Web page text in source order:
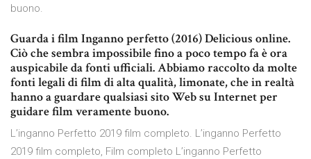
buono.
Guarda i film Inganno perfetto (2016) Delicious online.
Ciò che sembra impossibile fino a poco tempo fa è ora
auspicabile da fonti ufficiali. Abbiamo raccolto da molte
fonti legali di film di alta qualità, limonate, che in realtà
hanno a guardare qualsiasi sito Web su Internet per
guidare film veramente buono.
L’inganno Perfetto 2019 film completo. L’inganno Perfetto
2019 film completo, Film completo L’inganno Perfetto